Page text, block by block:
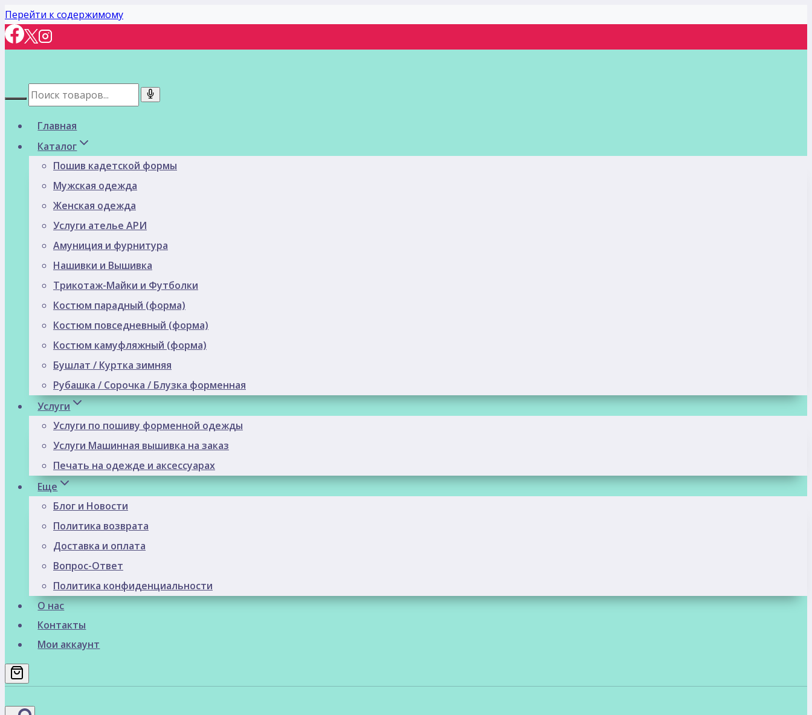
Перейти к содержимому
Главная
Каталог
Пошив кадетской формы
Мужская одежда
Женская одежда
Услуги ателье АРИ
Амуниция и фурнитура
Нашивки и Вышивка
Трикотаж-Майки и Футболки
Костюм парадный (форма)
Костюм повседневный (форма)
Костюм камуфляжный (форма)
Бушлат / Куртка зимняя
Рубашка / Сорочка / Блузка форменная
Услуги
Услуги по пошиву форменной одежды
Услуги Машинная вышивка на заказ
Печать на одежде и аксессуарах
Еще
Блог и Новости
Политика возврата
Доставка и оплата
Вопрос-Ответ
Политика конфиденциальности
О нас
Контакты
Мои аккаунт